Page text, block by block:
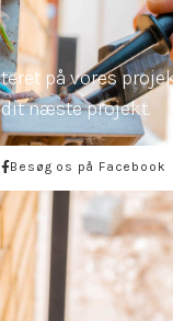
på vores
næste projekt.
Besøg os på Facebook